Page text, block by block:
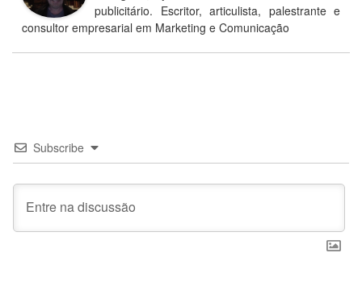
publicitário. Escritor, articulista, palestrante e
consultor empresarial em Marketing e Comunicação
Subscribe